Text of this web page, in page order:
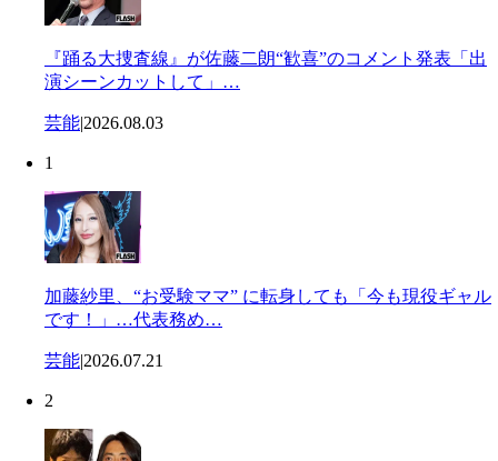
『踊る大捜査線』が佐藤二朗“歓喜”のコメント発表「出
演シーンカットして」…
芸能|2026.08.03
1
加藤紗里、“お受験ママ” に転身しても「今も現役ギャル
です！」…代表務め…
芸能|2026.07.21
2